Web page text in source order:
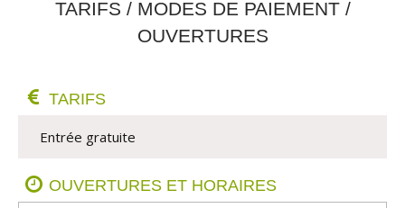
TARIFS / MODES DE PAIEMENT /
OUVERTURES
TARIFS
Entrée gratuite
OUVERTURES ET HORAIRES